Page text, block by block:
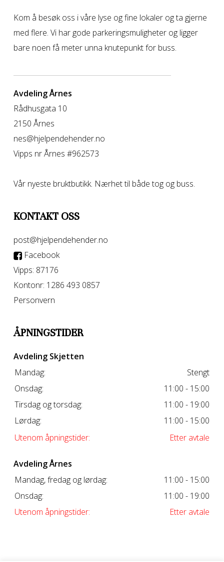
Kom å besøk oss i våre lyse og fine lokaler og ta gjerne
med flere. Vi har gode parkeringsmuligheter og ligger
bare noen få meter unna knutepunkt for buss.
Avdeling Årnes
Rådhusgata 10
2150 Årnes
nes@hjelpendehender.no
Vipps nr Årnes #962573
Vår nyeste bruktbutikk. Nærhet til både tog og buss.
KONTAKT OSS
post@hjelpendehender.no
Facebook
Vipps: 87176
Kontonr: 1286 493 0857
Personvern
ÅPNINGSTIDER
Avdeling Skjetten
Mandag:
Stengt
Onsdag:
11:00 - 15:00
Tirsdag og torsdag:
11:00 - 19:00
Lørdag:
11:00 - 15:00
Utenom åpningstider:
Etter avtale
Avdeling Årnes
Mandag, fredag og lørdag:
11:00 - 15:00
Onsdag:
11:00 - 19:00
Utenom åpningstider:
Etter avtale